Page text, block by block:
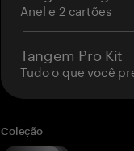
Anel e 2 cartões
Tangem Pro Kit
Tudo o que você
Coleção